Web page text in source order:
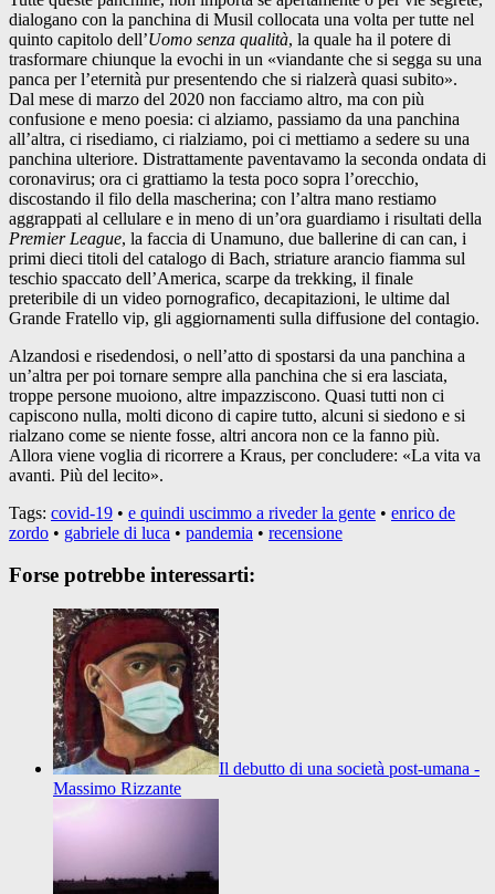
dialogano con la panchina di Musil collocata una volta per tutte nel
quinto capitolo dell’Uomo senza qualità, la quale ha il potere di
trasformare chiunque la evochi in un «viandante che si segga su una
panca per l’eternità pur presentendo che si rialzerà quasi subito».
Dal mese di marzo del 2020 non facciamo altro, ma con più
confusione e meno poesia: ci alziamo, passiamo da una panchina
all’altra, ci risediamo, ci rialziamo, poi ci mettiamo a sedere su una
panchina ulteriore. Distrattamente paventavamo la seconda ondata di
coronavirus; ora ci grattiamo la testa poco sopra l’orecchio,
discostando il filo della mascherina; con l’altra mano restiamo
aggrappati al cellulare e in meno di un’ora guardiamo i risultati della
Premier League, la faccia di Unamuno, due ballerine di can can, i
primi dieci titoli del catalogo di Bach, striature arancio fiamma sul
teschio spaccato dell’America, scarpe da trekking, il finale
preteribile di un video pornografico, decapitazioni, le ultime dal
Grande Fratello vip, gli aggiornamenti sulla diffusione del contagio.
Alzandosi e risedendosi, o nell’atto di spostarsi da una panchina a
un’altra per poi tornare sempre alla panchina che si era lasciata,
troppe persone muoiono, altre impazziscono. Quasi tutti non ci
capiscono nulla, molti dicono di capire tutto, alcuni si siedono e si
rialzano come se niente fosse, altri ancora non ce la fanno più.
Allora viene voglia di ricorrere a Kraus, per concludere: «La vita va
avanti. Più del lecito».
Tags: covid-19 • e quindi uscimmo a riveder la gente • enrico de
zordo • gabriele di luca • pandemia • recensione
Forse potrebbe interessarti:
Il debutto di una società post-umana -
Massimo Rizzante